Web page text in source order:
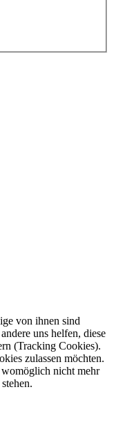
von ihnen sind
uns helfen, diese
(Tracking Cookies).
zulassen möchten.
womöglich nicht mehr